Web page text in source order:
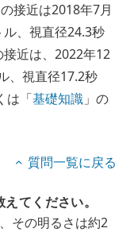
接近は2018年7月
、視直径24.3秒
近は、2022年12
、視直径17.2秒
は「基礎知識 」の
質問一覧に戻る
てください。
その明るさは約2